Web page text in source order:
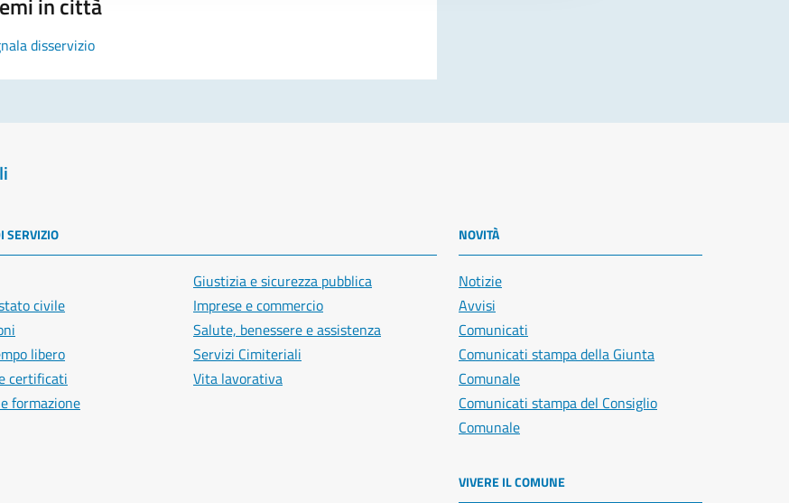
disservizio
SERVIZIO
civile
libero
certificati
formazione
Giustizia e sicurezza pubblica
Imprese e commercio
Salute, benessere e assistenza
Servizi Cimiteriali
Vita lavorativa
NOVITÀ
Notizie
Avvisi
Comunicati
Comunicati stampa della Giunta
Comunale
Comunicati stampa del Consiglio
Comunale
VIVERE IL COMUNE